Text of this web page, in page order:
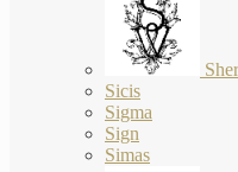
Sicis
Sigma
Sign
Simas